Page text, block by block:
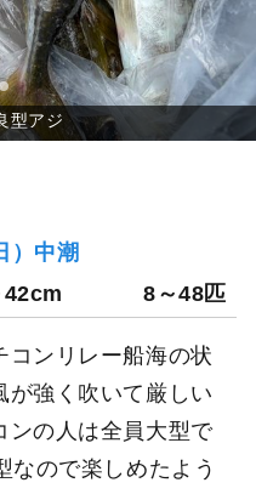
）中潮
42cm 8～48匹
コンリレー船海の状
が強く吹いて厳しい
ンの人は全員大型で
なので楽しめたよう